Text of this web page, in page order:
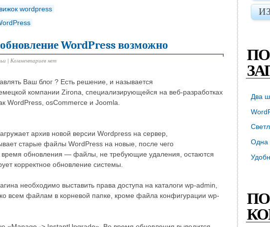
wordpress
WordPress возможно
| Комментариев нет
Ваш блог ? Есть решение, и называется
компании Zirona, специализирующейся на веб-разработках
WordPress, osCommerce и Joomla.
архив новой версии Wordpress на сервер,
старые файлы WordPress на новые, после чего
время обновления — файлы, не требующие удаления, остаются
корректное обновление системы.
необходимо выставить права доступа на каталоги wp-admin,
всем файлам в корневой папке, кроме файла конфигурации wp-
Два
Одна